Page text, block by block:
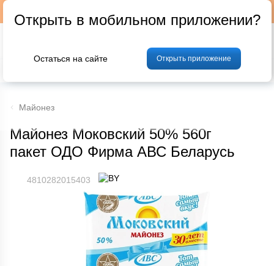
Фрукты и овощи Мясо Птица
Майонез
Майонез Моковский 50% 560г
пакет ОДО Фирма АВС Беларусь
4810282015403
Открыть в мобильном приложении?
Остаться на сайте Открыть приложение